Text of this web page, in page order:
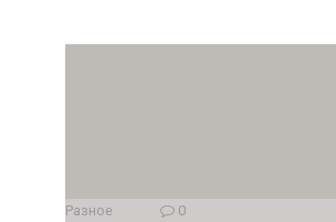
Разное 0